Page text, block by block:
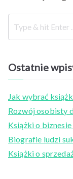
Ostatnie
Jak wybrać
Rozwój osobisty
Książki o
Biografie ludzi
Książki o